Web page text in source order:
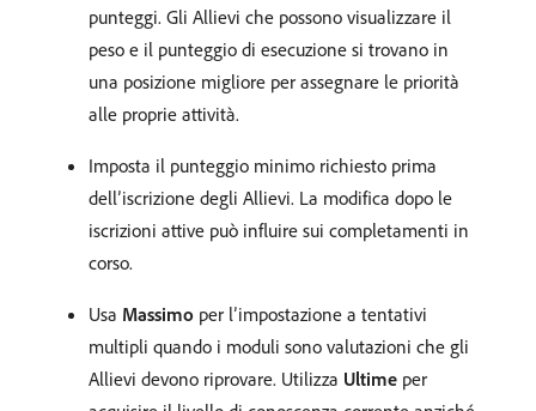
punteggi. Gli Allievi che possono visualizzare il
peso e il punteggio di esecuzione si trovano in
una posizione migliore per assegnare le priorità
alle proprie attività.
Imposta il punteggio minimo richiesto prima
dell’iscrizione degli Allievi. La modifica dopo le
iscrizioni attive può influire sui completamenti in
corso.
Usa Massimo per l’impostazione a tentativi
multipli quando i moduli sono valutazioni che gli
Allievi devono riprovare. Utilizza Ultime per